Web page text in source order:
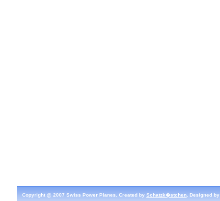
Copyright @ 2007 Swiss Power Planes. Created by Schatzk�stchen . Designed